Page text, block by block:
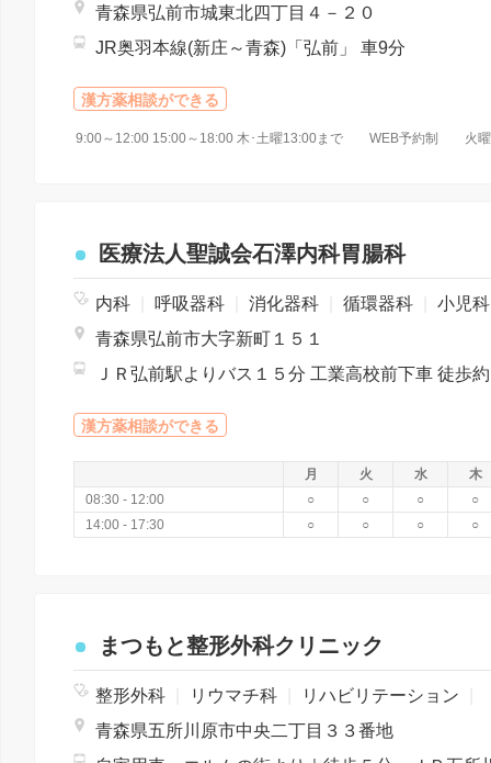
青森県弘前市城東北四丁目４－２０
JR奥羽本線(新庄～青森)「弘前」 車9分
漢方薬相談ができる
9:00～12:00 15:00～18:00 木･土曜13:00まで WEB予約制 火
医療法人聖誠会石澤内科胃腸科
内科 呼吸器科 消化器科 循環器科
小児
青森県弘前市大字新町１５１
漢方薬相談ができる
月 火 水
木
08:30 - 12:00
○ ○ ○
○
14:00 - 17:30
○ ○ ○ ○
まつもと整形外科クリニック
整形外科 リウマチ科 リハビリテーション
青森県五所川原市中央二丁目３３番地